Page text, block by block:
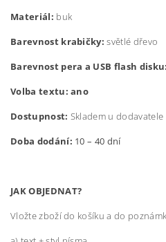
Materiál: buk
Barevnost krabičky:světlé dřevo
Barevnost pera a USB flash disku:
Volba textu: ano
Dostupnost: Skladem u dodavatele
Doba dodání: 10 – 40 dní
JAK OBJEDNAT?
Vložte zboží do košíku a do